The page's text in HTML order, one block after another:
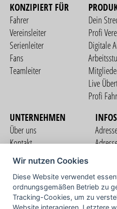
KONZIPIERT FÜR
Fahrer
Vereinsleiter
Serienleiter
Fans
Teamleiter
Dein
Profi
Digitale
Live
Profi
UNTERNEHMEN
Über uns
Kontakt
Nutzungsbedingungen
Datenschutzerklärung
Impressum
INFOS
Wir nutzen Cookies
Diese Website verwendet
ordnungsgemäßen Betrieb zu
Tracking-Cookies, um zu